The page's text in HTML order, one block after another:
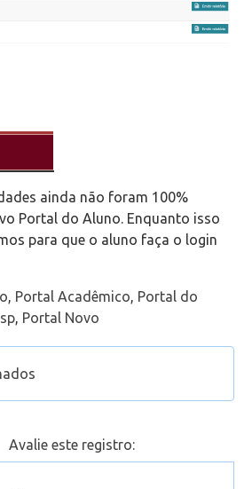
ainda não foram 100%
Portal do Aluno. Enquanto isso
para que o aluno faça o login
, Portal Acadêmico, Portal do
, Portal Novo
acessar o Portal. Usuário ou
O que faço?
Avalie este registro: